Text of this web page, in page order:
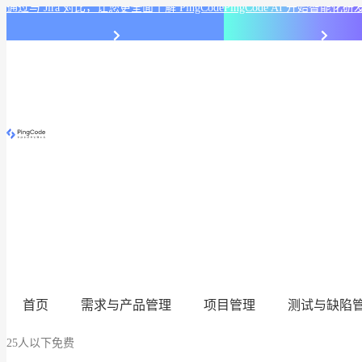
通过与 Jira 对比，让您更全面了解 PingCodePingCode AI 开始智能化研
首页 需求与产品管理 项目管理 测试与缺陷
25人以下免费